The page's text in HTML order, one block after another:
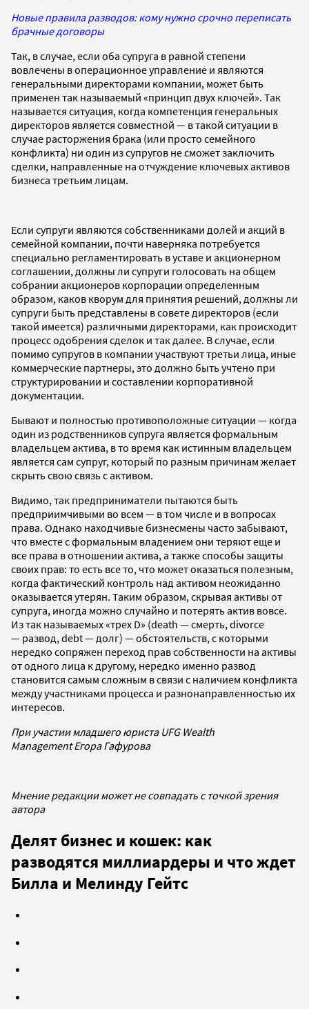
Новые правила разводов: кому нужно срочно переписать
брачные договоры
Так, в случае, если оба супруга в равной степени
вовлечены в операционное управление и являются
генеральными директорами компании, может быть
применен так называемый «принцип двух ключей». Так
называется ситуация, когда компетенция генеральных
директоров является совместной — в такой ситуации в
случае расторжения брака (или просто семейного
конфликта) ни один из супругов не сможет заключить
сделки, направленные на отчуждение ключевых активов
бизнеса третьим лицам.
Если супруги являются собственниками долей и акций в
семейной компании, почти наверняка потребуется
специально регламентировать в уставе и акционерном
соглашении, должны ли супруги голосовать на общем
собрании акционеров корпорации определенным
образом, каков кворум для принятия решений, должны ли
супруги быть представлены в совете директоров (если
такой имеется) различными директорами, как происходит
процесс одобрения сделок и так далее. В случае, если
помимо супругов в компании участвуют третьи лица, иные
коммерческие партнеры, это должно быть учтено при
структурировании и составлении корпоративной
документации.
Бывают и полностью противоположные ситуации — когда
один из родственников супруга является формальным
владельцем актива, в то время как истинным владельцем
является сам супруг, который по разным причинам желает
скрыть свою связь с активом.
Видимо, так предприниматели пытаются быть
предприимчивыми во всем — в том числе и в вопросах
права. Однако находчивые бизнесмены часто забывают,
что вместе с формальным владением они теряют еще и
все права в отношении актива, а также способы защиты
своих прав: то есть все то, что может оказаться полезным,
когда фактический контроль над активом неожиданно
оказывается утерян. Таким образом, скрывая активы от
супруга, иногда можно случайно и потерять актив вовсе.
Из так называемых «трех D» (death — смерть, divorce
— развод, debt — долг) — обстоятельств, с которыми
нередко сопряжен переход прав собственности на активы
от одного лица к другому, нередко именно развод
становится самым сложным в связи с наличием конфликта
между участниками процесса и разнонаправленностью их
интересов.
При участии младшего юриста UFG Wealth
Management Егора Гафурова
Мнение редакции может не совпадать с точкой зрения
автора
Делят бизнес и кошек: как
разводятся миллиардеры и что ждет
Билла и Мелинду Гейтс